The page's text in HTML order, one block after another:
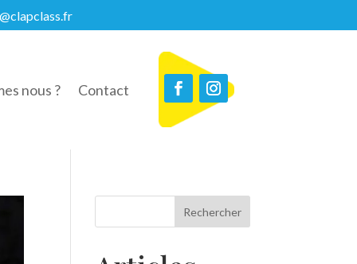
nous ? Contact
Rechercher